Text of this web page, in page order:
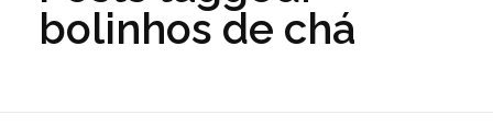
bolinhos de chá